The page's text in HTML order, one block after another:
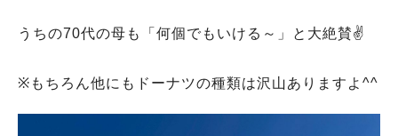
うちの70代の母も「何個でもいける～」と大絶賛✌
※もちろん他にもドーナツの種類は沢山ありますよ^^